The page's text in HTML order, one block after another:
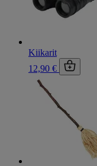
Kiikarit
12,90 €